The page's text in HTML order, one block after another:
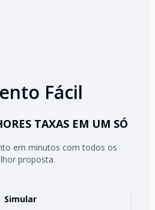
Fácil
TAXAS EM UM SÓ
em minutos com todos os
proposta.
Simular